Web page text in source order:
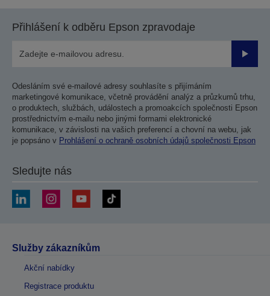
Přihlášení k odběru Epson zpravodaje
Odesláním své e-mailové adresy souhlasíte s přijímáním
marketingové komunikace, včetně provádění analýz a průzkumů trhu,
o produktech, službách, událostech a promoakcích společnosti Epson
prostřednictvím e-mailu nebo jinými formami elektronické
komunikace, v závislosti na vašich preferencí a chovní na webu, jak
je popsáno v Prohlášení o ochraně osobních údajů společnosti Epson
Sledujte nás
Služby zákazníkům
Akční nabídky
Registrace produktu